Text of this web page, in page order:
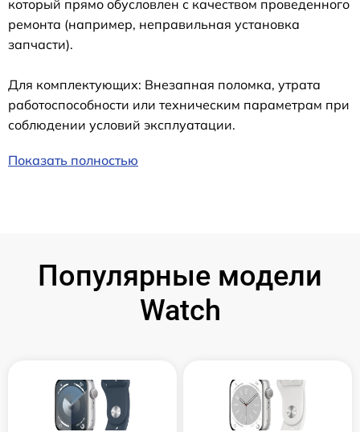
который прямо обусловлен с качеством проведенного
ремонта (например, неправильная установка
запчасти).
Для комплектующих: Внезапная поломка, утрата
работоспособности или техническим параметрам при
соблюдении условий эксплуатации.
Показать полностью
Популярные модели
Watch